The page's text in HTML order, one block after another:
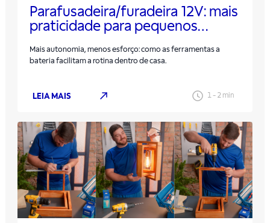
Parafusadeira/furadeira 12V: mais
praticidade para pequenos
Mais autonomia, menos esforço: como as ferramentas a
bateria facilitam a rotina dentro de casa.
LEIA MAIS 1- 2 min